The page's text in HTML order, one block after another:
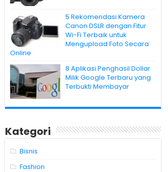
5 Rekomendasi Kamera
Canon DSLR dengan Fitur
Wi-Fi Terbaik untuk
Mengupload Foto Secara
Online
8 Aplikasi Penghasil Dollar
Milik Google Terbaru yang
Terbukti Membayar
Kategori
Bisnis
Fashion